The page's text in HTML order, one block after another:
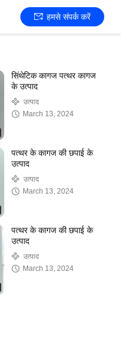
हमसे संपर्क करें
सिंथेटिक कागज पत्थर कागज
के उत्पाद
उत्पाद
March 13, 2024
पत्थर के कागज की छपाई के
उत्पाद
उत्पाद
March 13, 2024
पत्थर के कागज की छपाई के
उत्पाद
उत्पाद
March 13, 2024